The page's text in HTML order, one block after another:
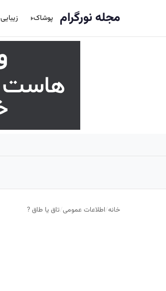
مجله نورگرام پوشاک زیبایی
خانه/اطلاعات عمومی/تاق یا طاق ?